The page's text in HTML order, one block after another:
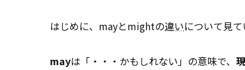
はじめに、mayとmightの違いについて見て
mayは「・・・かもしれない」の意味で、